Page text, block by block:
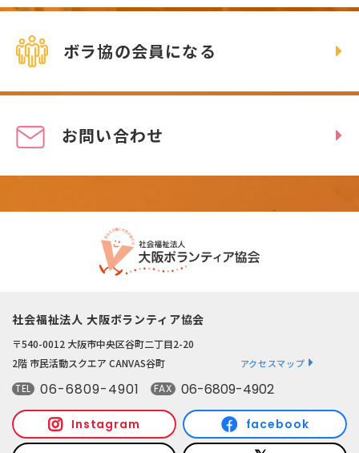
ボラ協の会員になる
お問い合わせ
社会福祉法人 大阪ボランティア協会
〒540-0012 大阪市中央区谷町二丁目2-20
2階 市民活動スクエア CANVAS谷町
アクセスマップ
TEL 06-6809-4901 FAX 06-6809-4902
Instagram facebook